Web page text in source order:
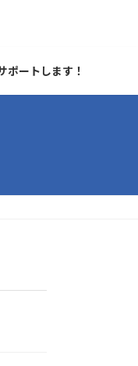
ポートします！